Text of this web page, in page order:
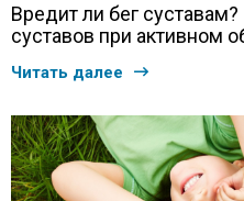
Вредит ли бег
суставов при активном
Читать далее